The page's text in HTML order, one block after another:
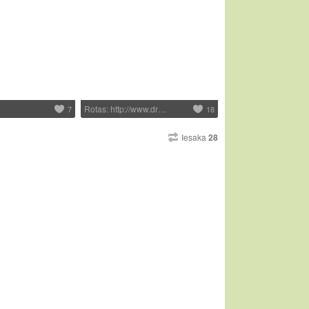
7 Rotas: http://www.dr… 18
Iesaka 28